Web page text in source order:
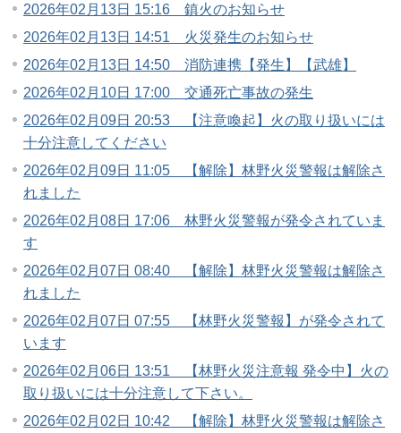
2026年02月13日 15:16 鎮火のお知らせ
2026年02月13日 14:51 火災発生のお知らせ
2026年02月13日 14:50 消防連携【発生】【武雄】
2026年02月10日 17:00 交通死亡事故の発生
2026年02月09日 20:53 【注意喚起】火の取り扱いには
十分注意してください
2026年02月09日 11:05 【解除】林野火災警報は解除さ
れました
2026年02月08日 17:06 林野火災警報が発令されていま
す
2026年02月07日 08:40 【解除】林野火災警報は解除さ
れました
2026年02月07日 07:55 【林野火災警報】が発令されて
います
2026年02月06日 13:51 【林野火災注意報 発令中】火の
取り扱いには十分注意して下さい。
2026年02月02日 10:42 【解除】林野火災警報は解除さ